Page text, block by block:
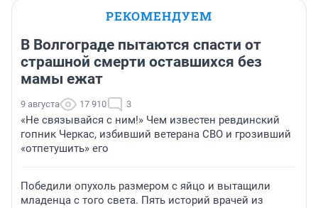
РЕКОМЕНДУЕМ
В Волгограде пытаются спасти от
страшной смерти оставшихся без
мамы ежат
9 августа 17 910 3
«Не связывайся с ним!» Чем известен ревдинский
гопник Черкас, избивший ветерана СВО и грозивший
«отпетушить» его
Победили опухоль размером с яйцо и вытащили
младенца с того света. Пять историй врачей из